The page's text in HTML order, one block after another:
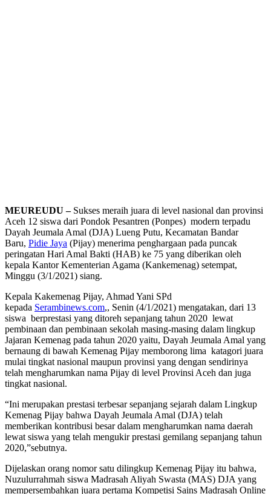
MEUREUDU –Sukses meraih juara di level nasional dan provinsi
Aceh 12 siswa dari Pondok Pesantren (Ponpes) modern terpadu
Dayah Jeumala Amal (DJA) Lueng Putu, Kecamatan Bandar
Baru, Pidie Jaya (Pijay) menerima penghargaan pada puncak
peringatan Hari Amal Bakti (HAB) ke 75 yang diberikan oleh
kepala Kantor Kementerian Agama (Kankemenag) setempat,
Minggu (3/1/2021) siang.
Kepala Kakemenag Pijay, Ahmad Yani SPd
kepada Serambinews.com,, Senin (4/1/2021) mengatakan, dari 13
siswa berprestasi yang ditoreh sepanjang tahun 2020 lewat
pembinaan dan pembinaan sekolah masing-masing dalam lingkup
Jajaran Kemenag pada tahun 2020 yaitu, Dayah Jeumala Amal yang
bernaung di bawah Kemenag Pijay memborong lima katagori juara
mulai tingkat nasional maupun provinsi yang dengan sendirinya
telah mengharumkan nama Pijay di level Provinsi Aceh dan juga
tingkat nasional.
“Ini merupakan prestasi terbesar sepanjang sejarah dalam Lingkup
Kemenag Pijay bahwa Dayah Jeumala Amal (DJA) telah
memberikan kontribusi besar dalam mengharumkan nama daerah
lewat siswa yang telah mengukir prestasi gemilang sepanjang tahun
2020,”sebutnya.
Dijelaskan orang nomor satu dilingkup Kemenag Pijay itu bahwa,
Nuzulurrahmah siswa Madrasah Aliyah Swasta (MAS) DJA yang
mempersembahkan juara pertama Kompetisi Sains Madrasah Online